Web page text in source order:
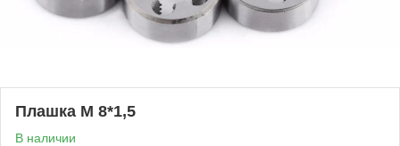
Плашка М 8*1,5
В наличии